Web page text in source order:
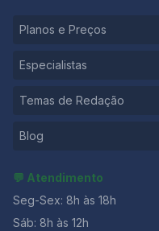
Planos e Preços
Especialistas
Temas de Redação
Blog
💬 Atendimento
Seg-Sex: 8h às 18h
Sáb: 8h às 12h